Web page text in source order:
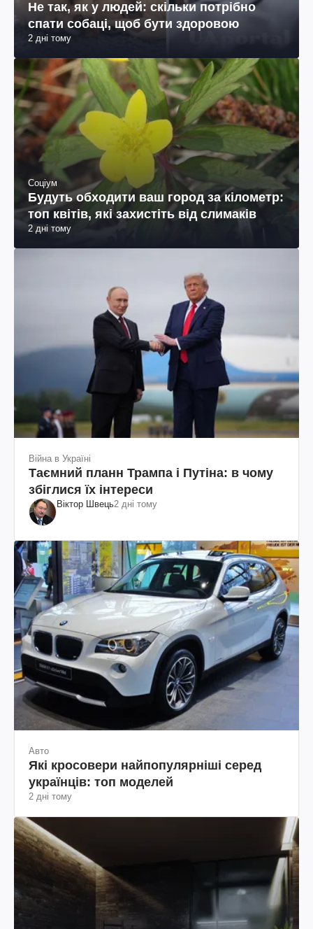
Не так, як у людей: скільки потрібно
спати собаці, щоб бути здоровою
2 дні тому
Соціум
Будуть обходити ваш город за кілометр:
топ квітів, які захистіть від слимаків
2 дні тому
Війна в Україні
Таємний планн Трампа і Путіна: в чому
збіглися їх інтереси
Віктор Швець2 дні тому
Авто
Які кросовери найпопулярніші серед
українців: топ моделей
2 дні тому